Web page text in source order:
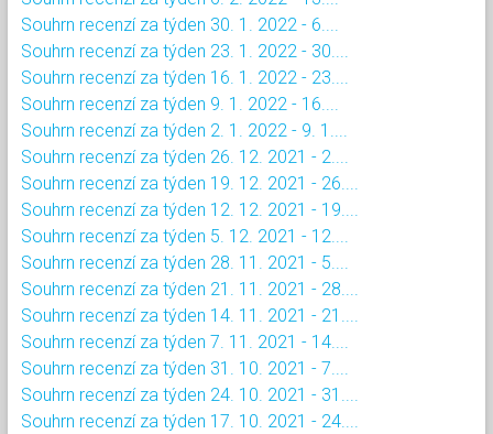
Souhrn recenzí za týden 30. 1. 2022 - 6....
Souhrn recenzí za týden 23. 1. 2022 - 30....
Souhrn recenzí za týden 16. 1. 2022 - 23....
Souhrn recenzí za týden 9. 1. 2022 - 16....
Souhrn recenzí za týden 2. 1. 2022 - 9. 1....
Souhrn recenzí za týden 26. 12. 2021 - 2....
Souhrn recenzí za týden 19. 12. 2021 - 26....
Souhrn recenzí za týden 12. 12. 2021 - 19....
Souhrn recenzí za týden 5. 12. 2021 - 12....
Souhrn recenzí za týden 28. 11. 2021 - 5....
Souhrn recenzí za týden 21. 11. 2021 - 28....
Souhrn recenzí za týden 14. 11. 2021 - 21....
Souhrn recenzí za týden 7. 11. 2021 - 14....
Souhrn recenzí za týden 31. 10. 2021 - 7....
Souhrn recenzí za týden 24. 10. 2021 - 31....
Souhrn recenzí za týden 17. 10. 2021 - 24....